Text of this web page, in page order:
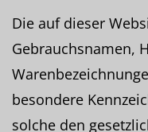
Die auf dieser
Gebrauchsnamen,
besondere
solche den